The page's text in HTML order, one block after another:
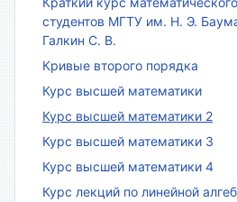
студентов МГТУ им. Н. Э.
Галкин С. В.
Кривые второго порядка
Курс высшей математики
Курс высшей математики 2
Курс высшей математики 3
Курс высшей математики 4
Курс лекций по линейной